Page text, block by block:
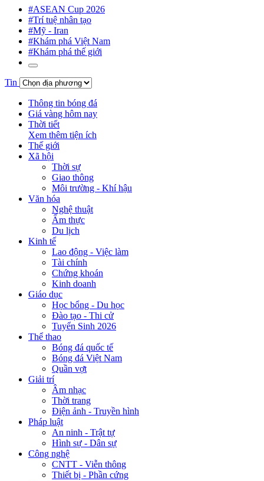
#ASEAN Cup 2026
#Trí tuệ nhân tạo
#Mỹ - Iran
#Khám phá Việt Nam
#Khám phá thế giới
Tin
Thông tin bóng đá
Giá vàng hôm nay
Thời tiết
Xem thêm tiện ích
Thế giới
Xã hội
Thời sự
Giao thông
Môi trường - Khí hậu
Văn hóa
Nghệ thuật
Ẩm thực
Du lịch
Kinh tế
Lao động - Việc làm
Tài chính
Chứng khoán
Kinh doanh
Giáo dục
Học bổng - Du học
Đào tạo - Thi cử
Tuyển Sinh 2026
Thể thao
Bóng đá quốc tế
Bóng đá Việt Nam
Quần vợt
Giải trí
Âm nhạc
Thời trang
Điện ảnh - Truyền hình
Pháp luật
An ninh - Trật tự
Hình sự - Dân sự
Công nghệ
CNTT - Viễn thông
Thiết bị - Phần cứng